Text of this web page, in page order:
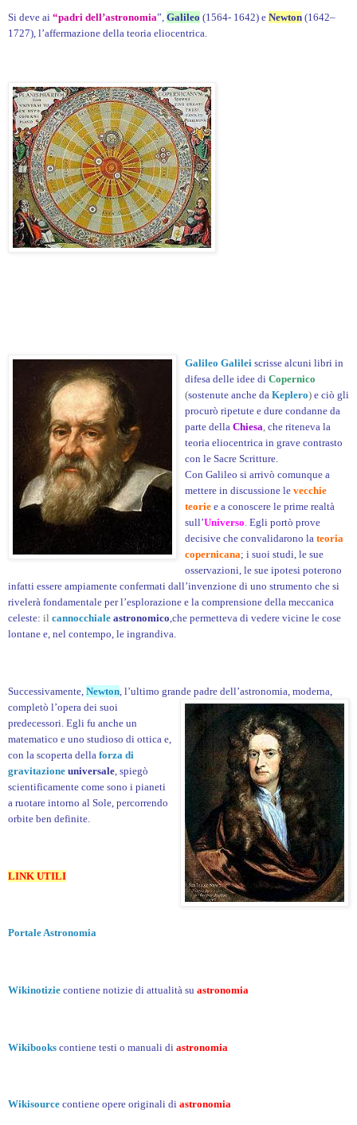
Si deve ai “padri dell’astronomia”, Galileo (1564- 1642) e Newton (1642–
1727), l’affermazione della teoria eliocentrica.
Galileo Galilei scrisse alcuni libri in
difesa delle idee di Copernico
(sostenute anche da Keplero) e ciò gli
procurò ripetute e dure condanne da
parte della Chiesa, che riteneva la
teoria eliocentrica in grave contrasto
con le Sacre Scritture.
Con Galileo si arrivò comunque a
mettere in discussione le vecchie
teorie e a conoscere le prime realtà
sull’Universo. Egli portò prove
decisive che convalidarono la teoria
copernicana; i suoi studi, le sue
osservazioni, le sue ipotesi poterono
infatti essere ampiamente confermati dall’invenzione di uno strumento che si
rivelerà fondamentale per l’esplorazione e la comprensione della meccanica
celeste: il cannocchiale astronomico,che permetteva di vedere vicine le cose
lontane e, nel contempo, le ingrandiva.
Successivamente, Newton, l’ultimo grande padre dell’astronomia, moderna,
completò l’opera dei suoi
predecessori. Egli fu anche un
matematico e uno studioso di ottica e,
con la scoperta della forza di
gravitazione universale, spiegò
scientificamente come sono i pianeti
a ruotare intorno al Sole, percorrendo
orbite ben definite.
LINK UTILI
Portale Astronomia
Wikinotizie contiene notizie di attualità su astronomia
Wikibooks contiene testi o manuali di astronomia
Wikisource contiene opere originali di astronomia